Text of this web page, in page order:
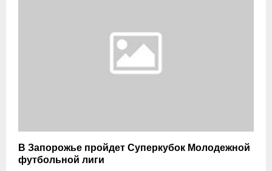
В Запорожье пройдет Суперкубок Молодежной
футбольной лиги